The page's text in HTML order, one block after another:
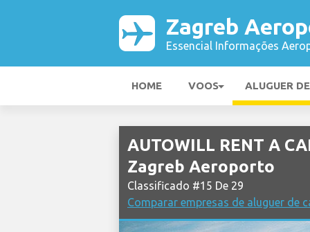
Zagreb
Essencial Informações
HOME VOOS ALUGUER
AUTOWILL RENT A
Zagreb Aeroporto
Classificado #15 De 29
Comparar empresas de aluguer de